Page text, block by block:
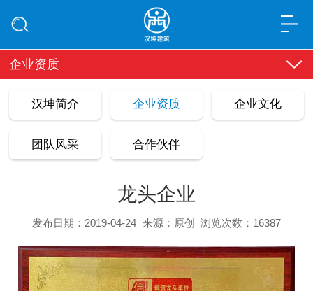
企业资质
汉坤简介 企业资质 企业文化
团队风采 合作伙伴
龙头企业
发布日期：2019-04-24 来源：原创 浏览次数：16387